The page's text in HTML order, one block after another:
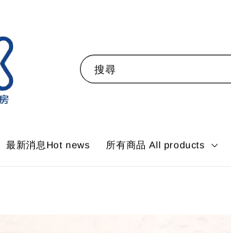
搜尋
最新消息Hot news 所有商品 All products